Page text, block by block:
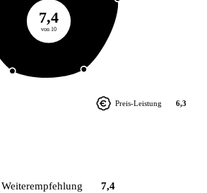
7,4
von 10
Preis-Leistung 6,3
Weiterempfehlung 7,4